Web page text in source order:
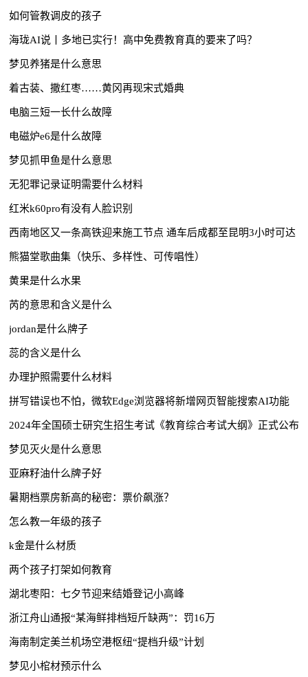
如何管教调皮的孩子
海珑AI说丨多地已实行！高中免费教育真的要来了吗？
梦见养猪是什么意思
着古装、撒红枣……黄冈再现宋式婚典
电脑三短一长什么故障
电磁炉e6是什么故障
梦见抓甲鱼是什么意思
无犯罪记录证明需要什么材料
红米k60pro有没有人脸识别
西南地区又一条高铁迎来施工节点 通车后成都至昆明3小时可达
熊猫堂歌曲集（快乐、多样性、可传唱性）
黄果是什么水果
芮的意思和含义是什么
jordan是什么牌子
蕊的含义是什么
办理护照需要什么材料
拼写错误也不怕，微软Edge浏览器将新增网页智能搜索AI功能
2024年全国硕士研究生招生考试《教育综合考试大纲》正式公布
梦见灭火是什么意思
亚麻籽油什么牌子好
暑期档票房新高的秘密：票价飙涨？
怎么教一年级的孩子
k金是什么材质
两个孩子打架如何教育
湖北枣阳：七夕节迎来结婚登记小高峰
浙江舟山通报“某海鲜排档短斤缺两”：罚16万
海南制定美兰机场空港枢纽“提档升级”计划
梦见小棺材预示什么